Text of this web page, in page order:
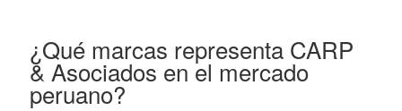
¿Qué marcas representa CARP
& Asociados en el mercado
peruano?